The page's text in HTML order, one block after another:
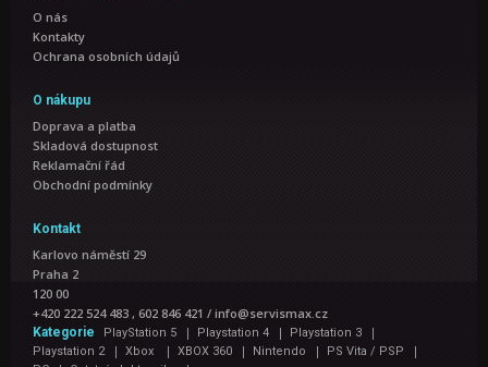
O nás
Kontakty
Ochrana osobních údajů
O nákupu
Doprava a platba
Skladová dostupnost
Reklamační řád
Obchodní podmínky
Kontakt
Karlovo náměstí 29
Praha 2
120 00
+420 222 524 483 , 602 846 421 / info@servismax.cz
Kategorie PlayStation 5 | Playstation 4 | Playstation 3 |
Playstation 2 | Xbox | XBOX 360 | Nintendo | PS Vita / PSP |